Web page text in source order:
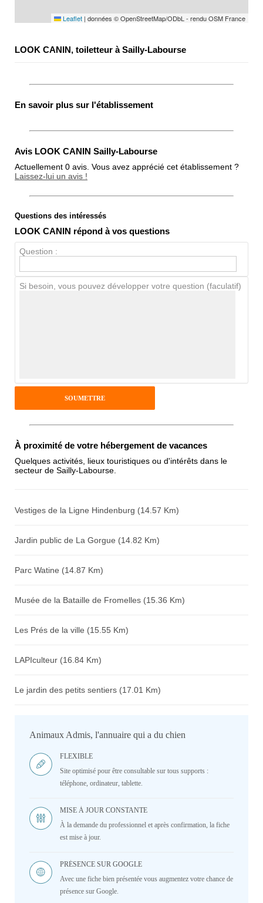
Leaflet | données © OpenStreetMap/ODbL - rendu OSM France
LOOK CANIN, toiletteur à Sailly-Labourse
En savoir plus sur l'établissement
Avis LOOK CANIN Sailly-Labourse
Actuellement 0 avis. Vous avez apprécié cet établissement ?
Laissez-lui un avis !
Note globale
Antispam - Combien font 7x4 (en
chiffres) :
Questions des intéressés
LOOK CANIN répond à vos questions
Question :
Si besoin, vous pouvez développer votre question (faculatif)
À proximité de votre hébergement de vacances
Quelques activités, lieux touristiques ou d'intérêts dans le
secteur de Sailly-Labourse.
Vestiges de la Ligne Hindenburg (14.57 Km)
Jardin public de La Gorgue (14.82 Km)
Parc Watine (14.87 Km)
Musée de la Bataille de Fromelles (15.36 Km)
Les Prés de la ville (15.55 Km)
LAPIculteur (16.84 Km)
Le jardin des petits sentiers (17.01 Km)
Animaux Admis, l'annuaire qui a du chien
FLEXIBLE
Site optimisé pour être consultable sur tous supports :
téléphone, ordinateur, tablette.
MISE À JOUR CONSTANTE
À la demande du professionnel et après confirmation, la fiche
est mise à jour.
PRÉSENCE SUR GOOGLE
Avec une fiche bien présentée vous augmentez votre chance de
présence sur Google.